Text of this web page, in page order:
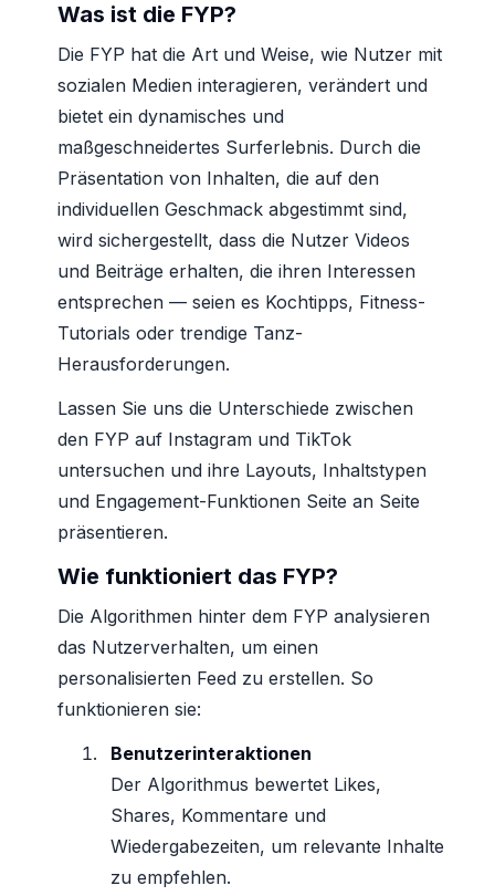
Was ist die FYP?
Die FYP hat die Art und Weise, wie Nutzer mit
sozialen Medien interagieren, verändert und
bietet ein dynamisches und
maßgeschneidertes Surferlebnis. Durch die
Präsentation von Inhalten, die auf den
individuellen Geschmack abgestimmt sind,
wird sichergestellt, dass die Nutzer Videos
und Beiträge erhalten, die ihren Interessen
entsprechen — seien es Kochtipps, Fitness-
Tutorials oder trendige Tanz-
Herausforderungen.
Lassen Sie uns die Unterschiede zwischen
den FYP auf Instagram und TikTok
untersuchen und ihre Layouts, Inhaltstypen
und Engagement-Funktionen Seite an Seite
präsentieren.
Wie funktioniert das FYP?
Die Algorithmen hinter dem FYP analysieren
das Nutzerverhalten, um einen
personalisierten Feed zu erstellen. So
funktionieren sie:
Benutzerinteraktionen
Der Algorithmus bewertet Likes,
Shares, Kommentare und
Wiedergabezeiten, um relevante Inhalte
zu empfehlen.